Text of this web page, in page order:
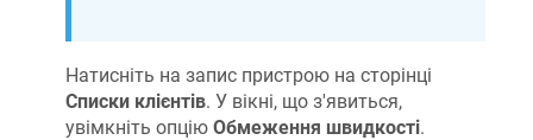
Натисніть на запис пристрою на сторінці
Списки клієнтів. У вікні, що з'явиться,
увімкніть опцію Обмеження швидкості.